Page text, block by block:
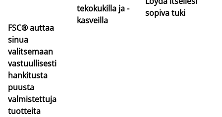
FSC® auttaa
sinua
valitsemaan
vastuullisesti
hankitusta
puusta
valmistettuja
tuotteita
tekokukilla ja -
kasveilla
sopiva tuki